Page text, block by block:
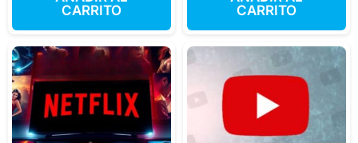
CARRITO
CARRITO